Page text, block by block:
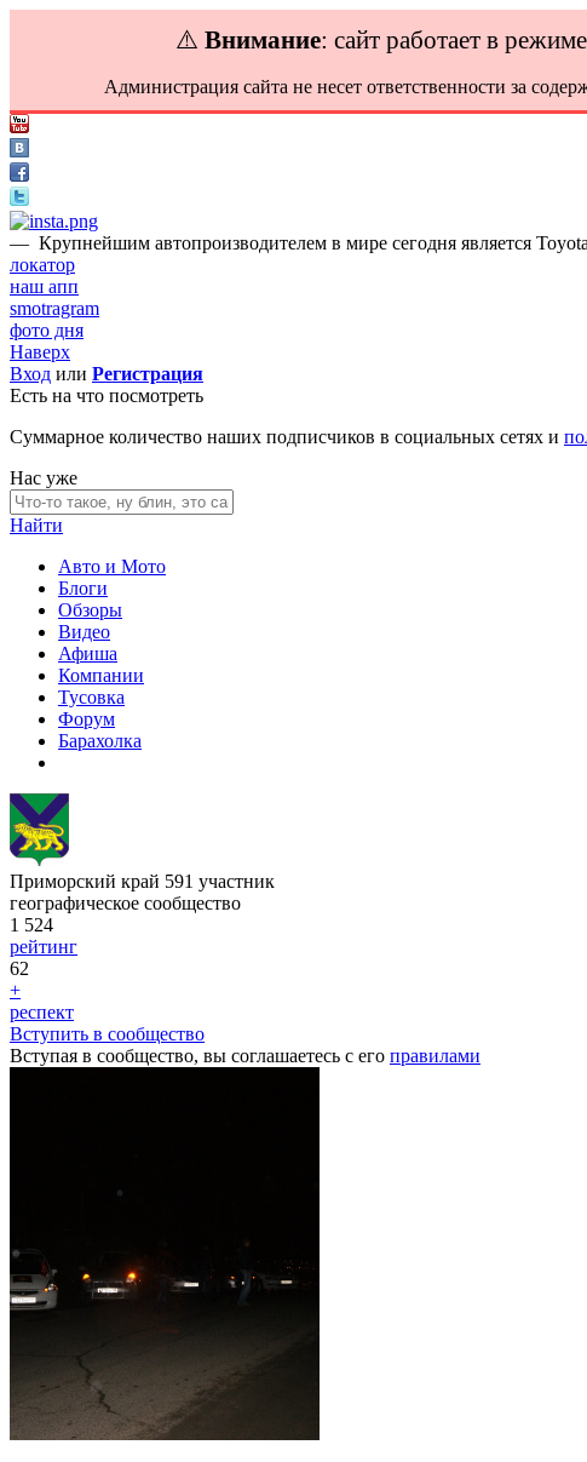
⚠️ Внимание: сайт работает в
Администрация сайта не несет ответственности за
— Крупнейшим автопроизводителем в мире сегодня является
локатор
наш апп
smotragram
фото дня
Наверх
Вход или Регистрация
Есть на что посмотреть
Суммарное количество наших подписчиков в социальных сетях и
Нас уже
Найти
Авто и Мото
Блоги
Обзоры
Видео
Афиша
Компании
Тусовка
Форум
Барахолка
Приморский край 591 участник
географическое сообщество
1 524
рейтинг
62
+
респект
Вступить в сообщество
Вступая в сообщество, вы соглашаетесь с его правилами